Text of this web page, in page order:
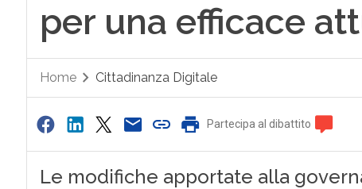
per una efficace
Home Cittadinanza Digitale
Partecipa al dibattito
Le modifiche apportate alla